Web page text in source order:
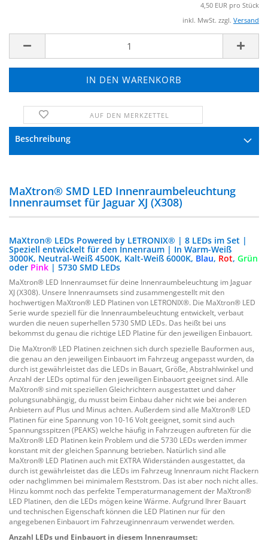
4,50 EUR pro Stück
inkl. MwSt. zzgl. Versand
AUF DEN MERKZETTEL
Beschreibung
MaXtron® SMD LED Innenraumbeleuchtung
Innenraumset für Jaguar XJ (X308)
MaXtron® LEDs Powered by LETRONIX® | 8 LEDs im Set |
Speziell entwickelt für den Innenraum | In Warm-Weiß
3000K, Neutral-Weiß 4500K, Kalt-Weiß 6000K, Blau, Rot, Grün
oder Pink | 5730 SMD LEDs
MaXtron® LED Innenraumset für deine Innenraumbeleuchtung im Jaguar
XJ (X308). Unsere Innenraumsets sind zusammengestellt mit den
hochwertigen MaXtron® LED Platinen von LETRONIX®. Die MaXtron® LED
Serie wurde speziell für die Innenraumbeleuchtung entwickelt, verbaut
wurden die neuen superhellen 5730 SMD LEDs. Das heißt bei uns
bekommst du genau die richtige LED Platine für den jeweiligen Einbauort.
Die MaXtron® LED Platinen zeichnen sich durch spezielle Bauformen aus,
die genau an den jeweiligen Einbauort im Fahrzeug angepasst wurden, da
durch ist gewährleistet das die LEDs in Bauart, Größe, Abstrahlwinkel und
Anzahl der LEDs optimal für den jeweiligen Einbauort geeignet sind. Alle
MaXtron® sind mit speziellen Gleichrichtern ausgestattet und daher
polungsunabhängig, du musst beim Einbau daher nicht wie bei anderen
Anbietern auf Plus und Minus achten. Außerdem sind alle MaXtron® LED
Platinen für eine Spannung von 10-16 Volt geeignet, somit sind auch
Spannungsspitzen (PEAKS) welche häufig in Fahrzeugen auftreten für die
MaXtron® LED Platinen kein Problem und die 5730 LEDs werden immer
konstant mit der gleichen Spannung betrieben. Natürlich sind alle
MaXtron® LED Platinen auch mit EXTRA Widerständen ausgestattet, da
durch ist gewährleistet das die LEDs im Fahrzeug Innenraum nicht Flackern
oder nachglimmen bei minimalem Reststrom. Das ist aber noch nicht alles.
Hinzu kommt noch das perfekte Temperaturmanagement der MaXtron®
LED Platinen, den die LEDs mögen keine Wärme. Aufgrund Ihrer Bauart
und technischen Eigenschaft können die LED Platinen nur für den
angegebenen Einbauort im Fahrzeuginnenraum verwendet werden.
Anzahl LEDs und Einbauort in diesem Innenraumset: